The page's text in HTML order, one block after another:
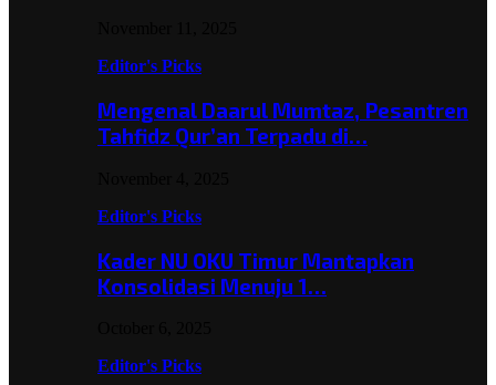
Editor's Picks
Mengenal Daarul Mumtaz, Pesantren
Tahfidz Qur’an Terpadu di…
Editor's Picks
Kader NU OKU Timur Mantapkan
Konsolidasi Menuju 1…
Editor's Picks